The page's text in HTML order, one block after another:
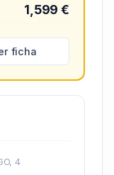
1,599 €
ficha
4